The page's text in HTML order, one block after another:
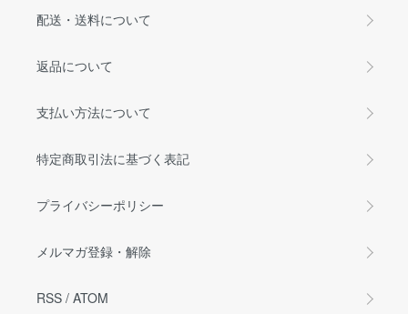
配送・送料について
返品について
支払い方法について
特定商取引法に基づく表記
プライバシーポリシー
メルマガ登録・解除
RSS / ATOM